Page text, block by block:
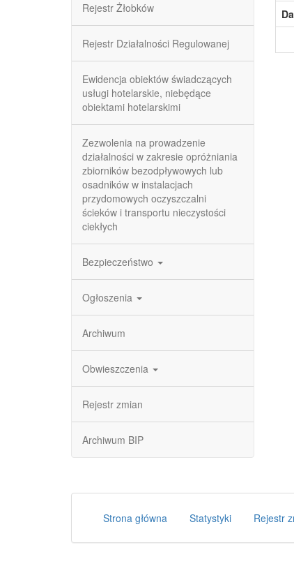
Rejestr Żłobków
Rejestr Działalności Regulowanej
Ewidencja obiektów świadczących
usługi hotelarskie, niebędące
obiektami hotelarskimi
Zezwolenia na prowadzenie
działalności w zakresie opróżniania
zbiorników bezodpływowych lub
osadników w instalacjach
przydomowych oczyszczalni
ścieków i transportu nieczystości
ciekłych
Bezpieczeństwo
Ogłoszenia
Archiwum
Obwieszczenia
Rejestr zmian
Archiwum BIP
Strona główna Statystyki Rejestr